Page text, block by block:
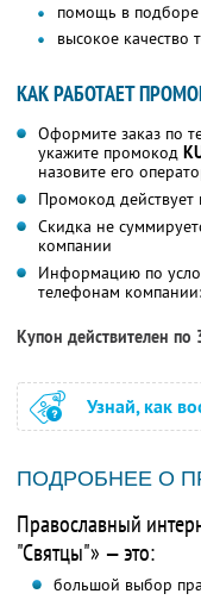
помощь в подборе
высокое качество
КАК РАБОТАЕТ
Оформите заказ по
укажите промокод
назовите его
Промокод действует
Скидка не
компании
Информацию по
телефонам компании:
Купон действителен
Узнай, как
ПОДРОБНЕЕ О
Православный
"Святцы"» — это:
большой выбор